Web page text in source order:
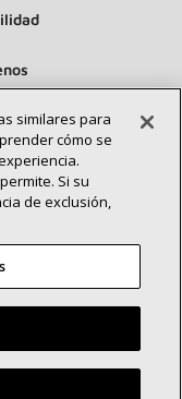
Privacidad
similares para
cómo se
Si su
de exclusión,